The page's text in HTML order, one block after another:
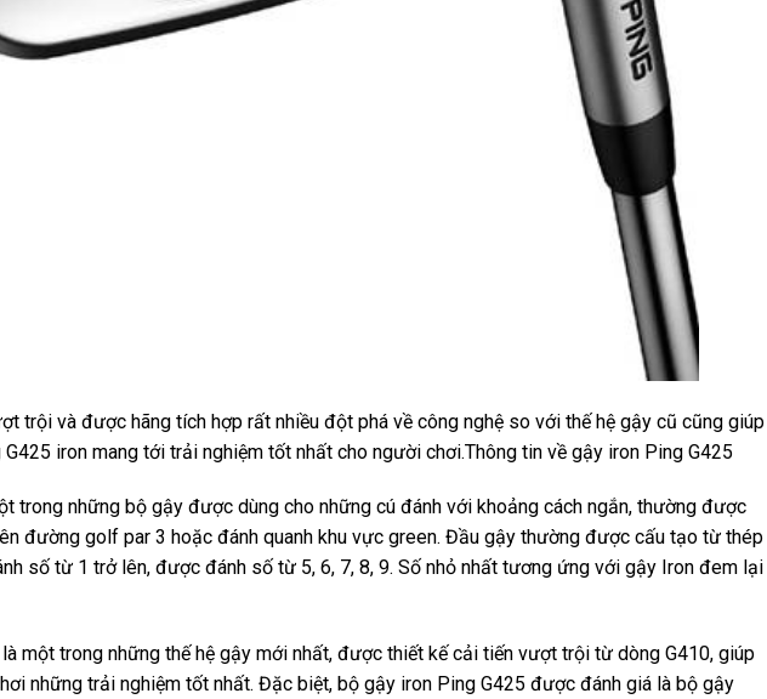
trội và được hãng tích hợp rất nhiều đột phá về công nghệ so với thế hệ gậy cũ cũng giúp
iron mang tới trải nghiệm tốt nhất cho người chơi.Thông tin về gậy iron Ping G425
trong những bộ gậy được dùng cho những cú đánh với khoảng cách ngắn, thường được
đường golf par 3 hoặc đánh quanh khu vực green. Đầu gậy thường được cấu tạo từ thép
số từ 1 trở lên, được đánh số từ 5, 6, 7, 8, 9. Số nhỏ nhất tương ứng với gậy Iron đem lại
một trong những thế hệ gậy mới nhất, được thiết kế cải tiến vượt trội từ dòng G410, giúp
những trải nghiệm tốt nhất. Đặc biệt, bộ gậy iron Ping G425 được đánh giá là bộ gậy